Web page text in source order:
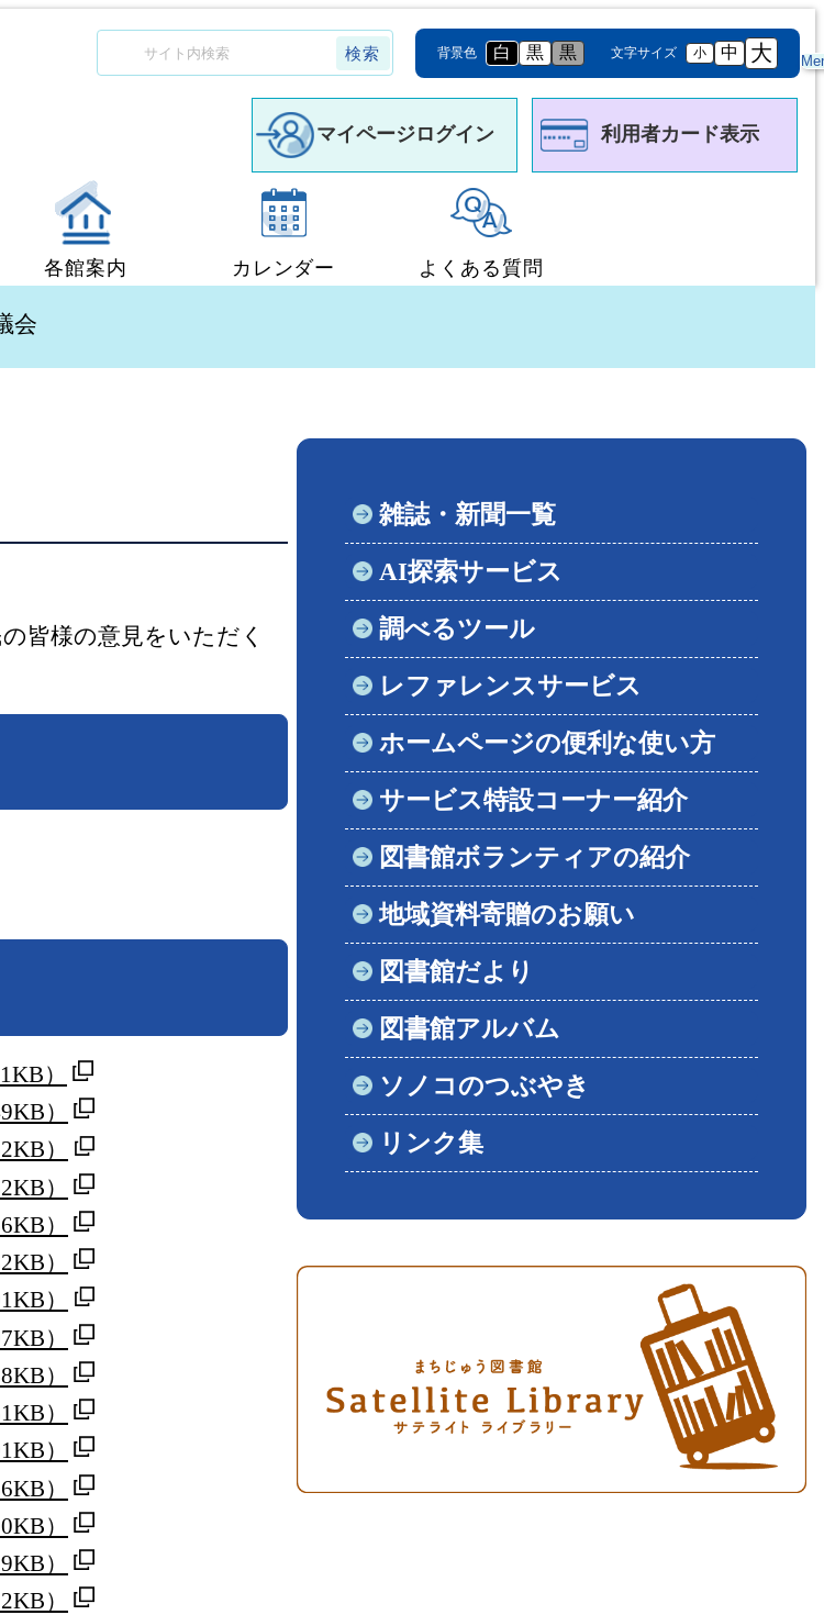
背景色 白 黒 黒 文字サイズ 小 中 大
マイページログイン 利用者カード表示
内
サービス
しの絵の展示
各館案内
阿東図書館
カレンダー よくある質問
会
皆様の意見をいただく
）
）
）
）
）
）
）
）
）
）
）
）
）
）
）
雑誌・新聞一覧
AI探索サービス
調べるツール
レファレンスサービス
ホームページの便利な使い方
サービス特設コーナー紹介
図書館ボランティアの紹介
地域資料寄贈のお願い
図書館だより
図書館アルバム
ソノコのつぶやき
リンク集